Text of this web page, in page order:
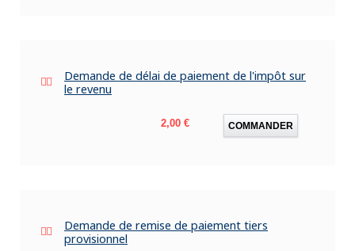
Demande de délai de paiement de l'impôt sur
le revenu
Prix
2,00 € COMMANDER
Demande de remise de paiement tiers
provisionnel